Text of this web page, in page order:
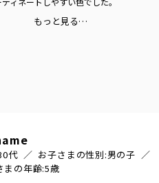
もっと見る…
代 お子さまの性別:男の子
まの年齢:5歳